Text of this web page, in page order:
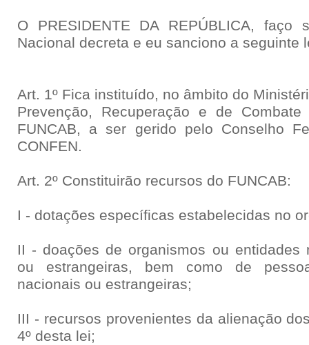
O PRESIDENTE DA REPÚBLICA, faço
Nacional decreta e eu sanciono a seguinte
Art. 1º Fica instituído, no âmbito do
Prevenção, Recuperação e de
FUNCAB, a ser gerido pelo Conselho
CONFEN.
Art. 2º Constituirão recursos do FUNCAB:
I - dotações específicas estabelecidas no
II - doações de organismos ou entidades
ou estrangeiras, bem como de
nacionais ou estrangeiras;
III - recursos provenientes da alienação
4º desta lei;